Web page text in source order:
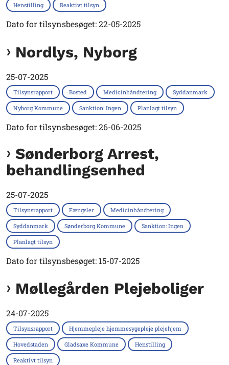
Henstilling Reaktivt tilsyn
Dato for tilsynsbesøget: 22-05-2025
Nordlys, Nyborg
25-07-2025
Tilsynsrapport Bosted Medicinhåndtering Syddanmark
Nyborg Kommune Sanktion: Ingen Planlagt tilsyn
Dato for tilsynsbesøget: 26-06-2025
Sønderborg Arrest,
behandlingsenhed
25-07-2025
Tilsynsrapport Fængsler Medicinhåndtering
Syddanmark Sønderborg Kommune Sanktion: Ingen
Planlagt tilsyn
Dato for tilsynsbesøget: 15-07-2025
Møllegården Plejeboliger
24-07-2025
Tilsynsrapport Hjemmepleje hjemmesygepleje plejehjem
Hovedstaden Gladsaxe Kommune Henstilling
Reaktivt tilsyn